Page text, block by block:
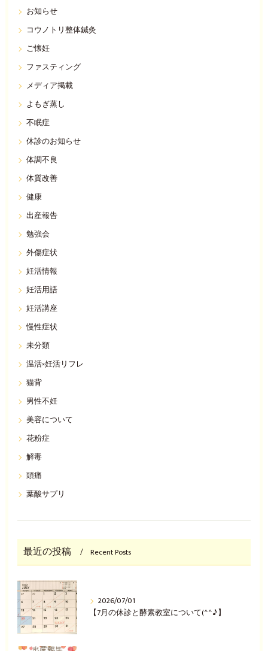
お知らせ
コウノトリ整体鍼灸
ご懐妊
ファスティング
メディア掲載
よもぎ蒸し
不眠症
休診のお知らせ
体調不良
体質改善
健康
出産報告
勉強会
外傷症状
妊活情報
妊活用語
妊活講座
慢性症状
未分類
温活×妊活リフレ
猫背
男性不妊
美容について
花粉症
解毒
頭痛
葉酸サプリ
最近の投稿 Recent Posts
2026/07/01
【7月の休診と酵素教室について(^^♪】